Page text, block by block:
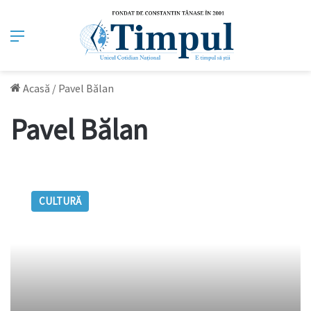
Meniu
Acasă / Pavel Bălan
Pavel Bălan
CULTURĂ